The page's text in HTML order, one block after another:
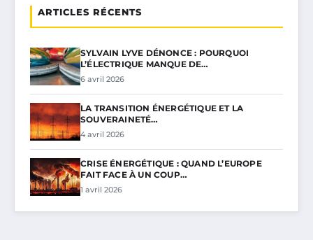
ARTICLES RÉCENTS
SYLVAIN LYVE DÉNONCE : POURQUOI
L’ÉLECTRIQUE MANQUE DE…
6 avril 2026
LA TRANSITION ÉNERGÉTIQUE ET LA
SOUVERAINETÉ…
4 avril 2026
CRISE ÉNERGÉTIQUE : QUAND L’EUROPE
FAIT FACE À UN COUP…
1 avril 2026